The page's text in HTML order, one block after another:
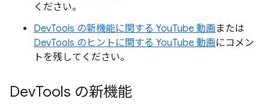
ください。
DevTools の新機能に関する YouTube 動画 または
DevTools のヒントに関する YouTube 動画にコメン
トを残してください。
DevTools の新機能